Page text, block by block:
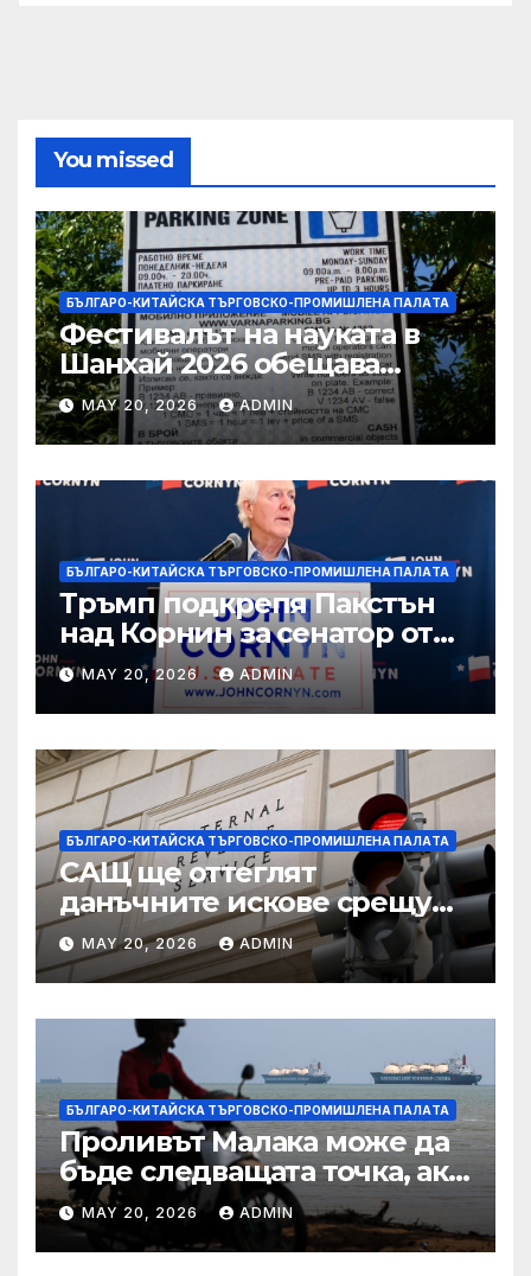
You missed
БЪЛГАРО-КИТАЙСКА ТЪРГОВСКО-ПРОМИШЛЕНА ПАЛAТА
Фестивалът на науката в
Шанхай 2026 обещава
вълнуващи научно-
технологични иновации
MAY 20, 2026 ADMIN
БЪЛГАРО-КИТАЙСКА ТЪРГОВСКО-ПРОМИШЛЕНА ПАЛAТА
Тръмп подкрепя Пакстън
над Корнин за сенатор от
Тексас в шокираща
подкрепа
MAY 20, 2026 ADMIN
БЪЛГАРО-КИТАЙСКА ТЪРГОВСКО-ПРОМИШЛЕНА ПАЛAТА
САЩ ще оттеглят
данъчните искове срещу
Тръмп „завинаги“ в
сделката за съдебно дело с
IRS
MAY 20, 2026 ADMIN
БЪЛГАРО-КИТАЙСКА ТЪРГОВСКО-ПРОМИШЛЕНА ПАЛAТА
Проливът Малака може да
бъде следващата точка, ако
Азия не внимава
MAY 20, 2026 ADMIN